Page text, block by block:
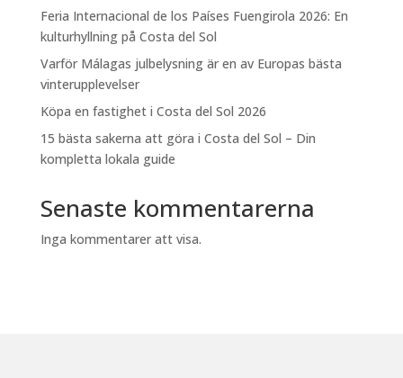
Feria Internacional de los Países Fuengirola 2026: En
kulturhyllning på Costa del Sol
Varför Málagas julbelysning är en av Europas bästa
vinterupplevelser
Köpa en fastighet i Costa del Sol 2026
15 bästa sakerna att göra i Costa del Sol – Din
kompletta lokala guide
Senaste kommentarerna
Inga kommentarer att visa.